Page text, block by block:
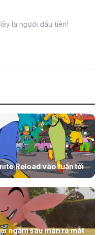
là người đầu tiên!
Reload vào tuần tới
ngắm sau màn ra mắt